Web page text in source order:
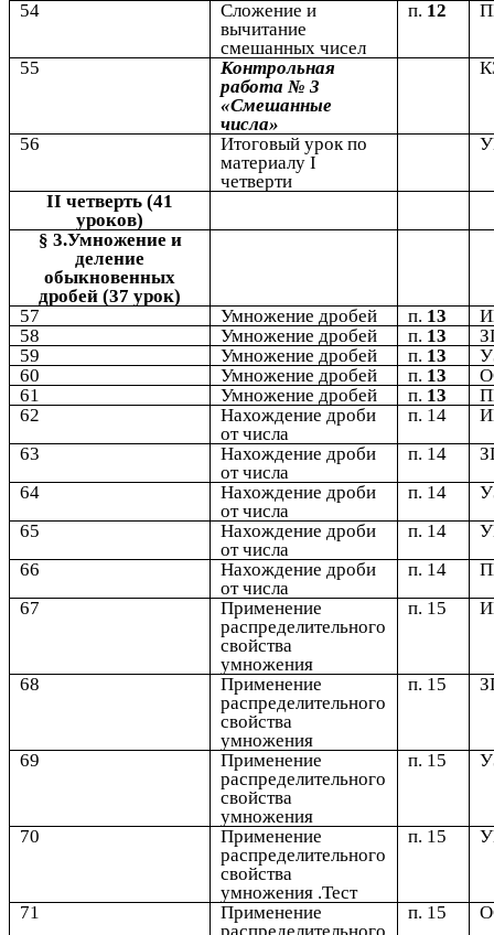
54
Сложение и
вычитание
смешанных чисел
п. 12
55
Контрольная
работа № 3
«Смешанные
числа»
56
Итоговый урок по
материалу I
четверти
II четверть (41
уроков)
§ 3.Умножение и
деление
обыкновенных
дробей (37 урок)
57
Умножение дробей п. 13
58
Умножение дробей п. 13
59
Умножение дробей п. 13
60
Умножение дробей п. 13
61
Умножение дробей п. 13
62
Нахождение дроби
от числа
п. 14
63
Нахождение дроби
от числа
п. 14
64
Нахождение дроби
от числа
п. 14
65
Нахождение дроби
от числа
п. 14
66
Нахождение дроби
от числа
п. 14
67
Применение
распределительного
свойства
умножения
п. 15
68
Применение
распределительного
свойства
умножения
п. 15
69
Применение
распределительного
свойства
умножения
п. 15
70
Применение
распределительного
свойства
умножения .Тест
п. 15
71
Применение
п. 15